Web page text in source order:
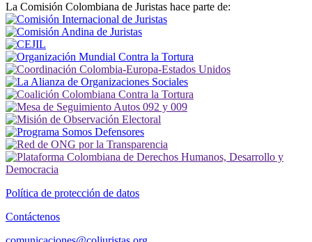
La Comisión Colombiana de Juristas hace parte de:
Política de protección de datos
Contáctenos